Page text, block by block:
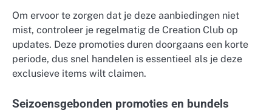
Om ervoor te zorgen dat je deze aanbiedingen niet
mist, controleer je regelmatig de Creation Club op
updates. Deze promoties duren doorgaans een korte
periode, dus snel handelen is essentieel als je deze
exclusieve items wilt claimen.
Seizoensgebonden promoties en bundels